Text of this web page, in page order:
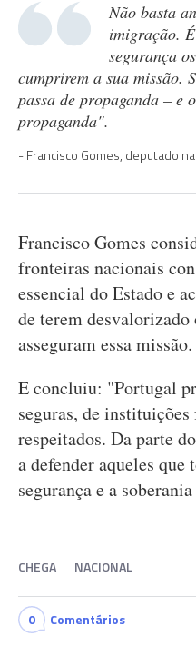
Não basta
imigração.
segurança
cumprirem a sua missão.
passa de propaganda – e
propaganda".
Francisco Gomes, deputado
Francisco Gomes
fronteiras nacionais
essencial do Estado e
de terem
asseguram essa missão.
E concluiu: "Portugal
seguras, de
respeitados. Da parte
a defender aqueles que
segurança e a
CHEGA NACIONAL
0 Comentários